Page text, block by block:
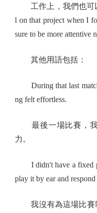
工作上，我們也可以
l on that project when I
sure to be more attentive
其他用語包括：
During that last
ng felt effortless.
最後一場比賽，我
力。
I didn't have a fixed
play it by ear and
我沒有為這場比賽